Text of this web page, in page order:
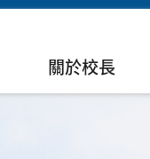
關於校長